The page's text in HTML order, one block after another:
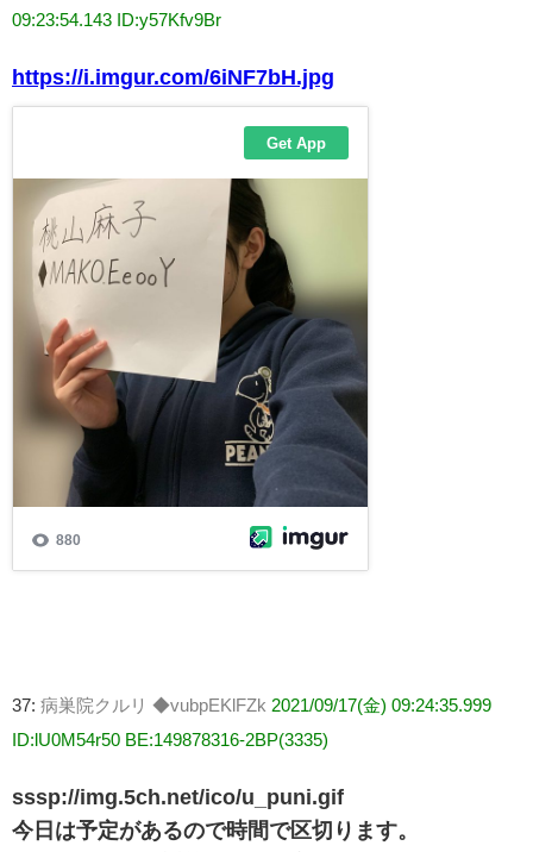
09:23:54.143 ID:y57Kfv9Br
https://i.imgur.com/6iNF7bH.jpg
37: 病巣院クルリ ◆vubpEKlFZk 2021/09/17(金) 09:24:35.999
ID:lU0M54r50 BE:149878316-2BP(3335)
sssp://img.5ch.net/ico/u_puni.gif
今日は予定があるので時間で区切ります。